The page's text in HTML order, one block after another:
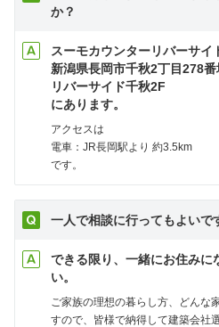
か？
スーモカウンターリバーサイ
新潟県長岡市千秋2丁目278番
リバーサイド千秋2F
にあります。
アクセスは
電車：JR長岡駅より 約3.5km
です。
一人で相談に行ってもよいで
できる限り、一緒にお住みに
い。
ご家族の理想の暮らし方、どんな
すので、皆様で納得して建築会社